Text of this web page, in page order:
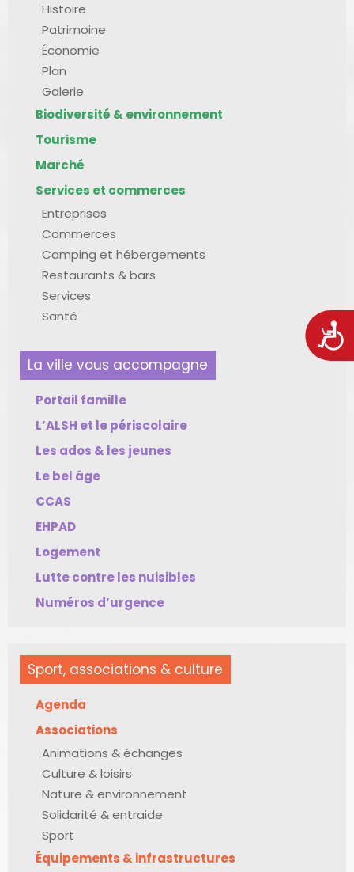
Histoire
Patrimoine
Économie
Plan
Galerie
Biodiversité & environnement
Tourisme
Marché
Services et commerces
Entreprises
Commerces
Camping et hébergements
Restaurants & bars
Services
Santé
La ville vous accompagne
Portail famille
L’ALSH et le périscolaire
Les ados & les jeunes
Le bel âge
CCAS
EHPAD
Logement
Lutte contre les nuisibles
Numéros d’urgence
Sport, associations & culture
Agenda
Associations
Animations & échanges
Culture & loisirs
Nature & environnement
Solidarité & entraide
Sport
Équipements & infrastructures